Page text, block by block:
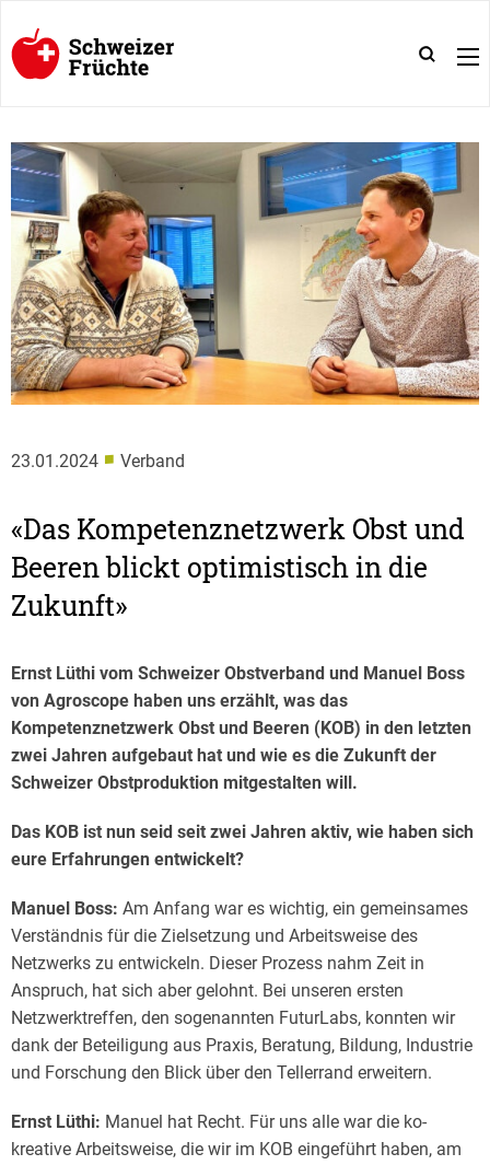
23.01.2024 ■ Verband
«Das Kompetenznetzwerk Obst und
Beeren blickt optimistisch in die
Zukunft»
Ernst Lüthi vom Schweizer Obstverband und Manuel Boss
von Agroscope haben uns erzählt, was das
Kompetenznetzwerk Obst und Beeren (KOB) in den letzten
zwei Jahren aufgebaut hat und wie es die Zukunft der
Schweizer Obstproduktion mitgestalten will.
Das KOB ist nun seid seit zwei Jahren aktiv, wie haben sich
eure Erfahrungen entwickelt?
Manuel Boss: Am Anfang war es wichtig, ein gemeinsames
Verständnis für die Zielsetzung und Arbeitsweise des
Netzwerks zu entwickeln. Dieser Prozess nahm Zeit in
Anspruch, hat sich aber gelohnt. Bei unseren ersten
Netzwerktreffen, den sogenannten FuturLabs, konnten wir
dank der Beteiligung aus Praxis, Beratung, Bildung, Industrie
und Forschung den Blick über den Tellerrand erweitern.
Ernst Lüthi: Manuel hat Recht. Für uns alle war die ko-
kreative Arbeitsweise, die wir im KOB eingeführt haben, am